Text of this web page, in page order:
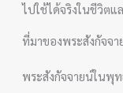
ไปใช้ได้จริงในชีวิตแ
ที่มาของพระสังกัจจ
พระสังกัจจายน์ในพุ